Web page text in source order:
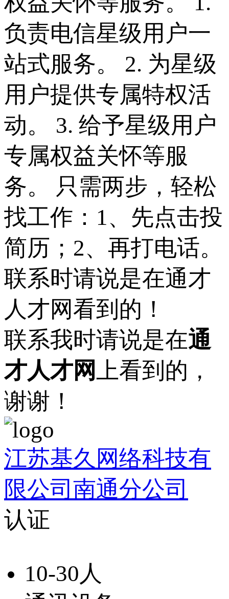
负责电信星级用户一
站式服务。 2. 为星级
用户提供专属特权活
动。 3. 给予星级用户
专属权益关怀等服
务。 只需两步，轻松
找工作：1、先点击投
简历；2、再打电话。
联系时请说是在通才
人才网看到的！
联系我时请说是在通
才人才网
上看到的，
谢谢！
江苏基久网络科技有
限公司南通分公司
认证
10-30人